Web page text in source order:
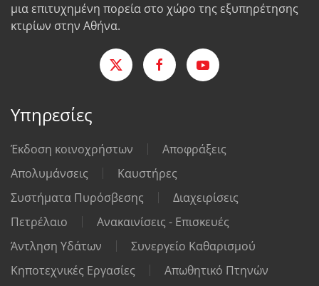
μια επιτυχημένη πορεία στο χώρο της εξυπηρέτησης
κτιρίων στην Αθήνα.
Υπηρεσίες
Έκδοση κοινοχρήστων
Αποφράξεις
Απολυμάνσεις
Καυστήρες
Συστήματα Πυρόσβεσης
Διαχειρίσεις
Πετρέλαιο
Ανακαινίσεις - Επισκευές
Άντληση Υδάτων
Συνεργείο Καθαρισμού
Κηποτεχνικές Εργασίες
Απωθητικό Πτηνών